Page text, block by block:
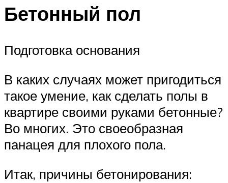
Бетонный пол
Подготовка основания
В каких случаях может пригодиться
такое умение, как сделать полы в
квартире своими руками бетонные?
Во многих. Это своеобразная
панацея для плохого пола.
Итак, причины бетонирования: